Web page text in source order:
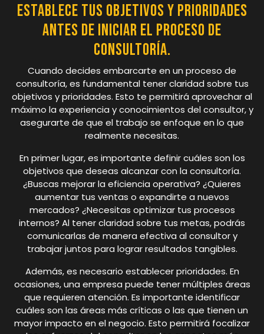
Establece tus objetivos y prioridades
antes de iniciar el proceso de
consultoría.
Cuando decides embarcarte en un proceso de
consultoría, es fundamental tener claridad sobre tus
objetivos y prioridades. Esto te permitirá aprovechar al
máximo la experiencia y conocimientos del consultor, y
asegurarte de que el trabajo se enfoque en lo que
realmente necesitas.
En primer lugar, es importante definir cuáles son los
objetivos que deseas alcanzar con la consultoría.
¿Buscas mejorar la eficiencia operativa? ¿Quieres
aumentar tus ventas o expandirte a nuevos
mercados? ¿Necesitas optimizar tus procesos
internos? Al tener claridad sobre tus metas, podrás
comunicarlas de manera efectiva al consultor y
trabajar juntos para lograr resultados tangibles.
Además, es necesario establecer prioridades. En
ocasiones, una empresa puede tener múltiples áreas
que requieren atención. Es importante identificar
cuáles son las áreas más críticas o las que tienen un
mayor impacto en el negocio. Esto permitirá focalizar